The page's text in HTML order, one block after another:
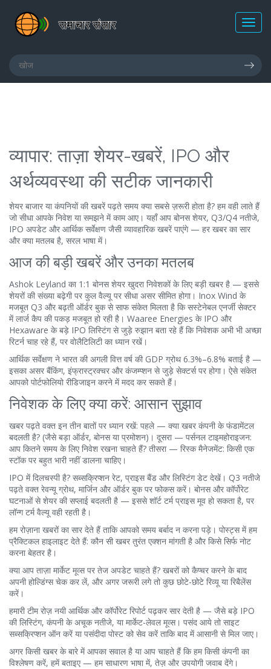
व्यापार: ताज़ा शेयर-खबरें, IPO और
अर्थव्यवस्था की सटीक जानकारी
शेयर बाजार या कंपनियों की खबरें पढ़ते समय क्या सबसे ज़रूरी होता है? हम वही लाते हैं
जो सीधा आपके निवेश या समझने में काम आए। यहाँ आप बोनस शेयर, Q3/Q4 नतीजे,
IPO अपडेट और आर्थिक सर्वेक्षण जैसी व्यावहारिक खबरें पाएंगे — हर खबर का सार
और क्या मतलब है, सरल भाषा में।
आज की बड़ी खबरें और उनका मतलब
Ashok Leyland का 1:1 बोनस शेयर खुदरा निवेशकों के लिए बड़ी खबर है — इससे
शेयरों की संख्या बढ़ेगी पर कुल वैल्यू पर सीधा असर सीमित होगा। Inox Wind के
मजबूत Q3 और बढ़ती ऑर्डर बुक से साफ संकेत मिलता है कि सस्टेनेबल एनर्जी सेक्टर
में लार्ज कैप की पकड़ मजबूत हो रही है। Waaree Energies के IPO और
Hexaware के बड़े IPO लिस्टिंग से जुड़े रुझान बता रहे हैं कि निवेशक अभी भी अच्छा
रिटर्न चाह रहे हैं, पर वोलैटिलिटी का ध्यान रखें।
आर्थिक सर्वेक्षण ने भारत की अगली वित्त वर्ष की GDP ग्रोथ 6.3%–6.8% बताई है —
इसका असर बैंकिंग, इंफ्रास्ट्रक्चर और कंजम्प्शन से जुड़े सेक्टर्स पर होगा। ऐसे संकेत
आपको पोर्टफोलियो रीडिजाइन करने में मदद कर सकते हैं।
निवेशक के लिए क्या करें: आसान सुझाव
खबर पढ़ते वक्त इन तीन बातों पर ध्यान रखें: पहले — क्या खबर कंपनी के फंडामेंटल
बदलती है? (जैसे बड़ा ऑर्डर, बोनस या प्रमोशन)। दूसरा — पर्सनल टाइमहोराइजन:
आप कितने समय के लिए निवेश रखना चाहते हैं? तीसरा — रिस्क मैनेजमेंट: किसी एक
स्टॉक पर बहुत भारी नहीं डालना चाहिए।
IPO में दिलचस्पी है? सब्सक्रिप्शन रेट, प्राइस बैंड और लिस्टिंग डेट देखें। Q3 नतीजे
पढ़ते वक्त रेवन्यू ग्रोथ, मार्जिन और ऑर्डर बुक पर फोकस करें। बोनस और कॉर्पोरेट
घटनाओं से शेयर की सप्लाई बदलती है — इससे शॉर्ट टर्म प्राइस मूव हो सकता है, पर
लॉन्ग टर्म वैल्यू वही रहती है।
हम रोज़ाना खबरों का सार देते हैं ताकि आपको समय बर्बाद न करना पड़े। पोस्ट्स में हम
प्रैक्टिकल हाइलाइट देते हैं: कौन सी खबर तुरंत एक्शन मांगती है और किसे सिर्फ नोट
करना बेहतर है।
क्या आप ताज़ा मार्केट मूव्स पर तेज अपडेट चाहते हैं? खबरों को कैप्चर करने के बाद
अपनी होल्डिंग्स चेक कर लें, और अगर जरूरी लगे तो कुछ छोटे-छोटे रिव्यू या रिबैलेंस
करें।
हमारी टीम रोज़ नयी आर्थिक और कॉर्पोरेट रिपोर्ट पढ़कर सार देती है — जैसे बड़े IPO
की लिस्टिंग, कंपनी के अचूक नतीजे, या मार्केट-लेवल मूव्स। पसंद आये तो साइट
सब्सक्रिप्शन ऑन करें या पसंदीदा पोस्ट को सेव करें ताकि बाद में आसानी से मिल जाए।
अगर किसी खबर के बारे में आपका सवाल है या आप चाहते हैं कि हम किसी कंपनी का
विश्लेषण करें, हमें बताइए — हम साधारण भाषा में, तेज़ और उपयोगी जवाब देंगे।